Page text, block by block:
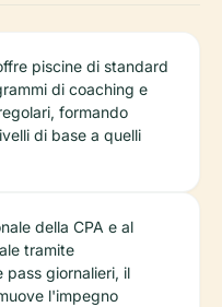
piscine di standard
di coaching e
formando
di base a quelli
della CPA e al
tramite
pass giornalieri, il
l'impegno